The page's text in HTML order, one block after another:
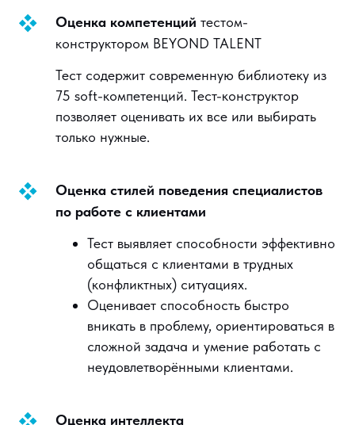
Оценка компетенций тестом-
конструктором BEYOND TALENT
Тест содержит современную библиотеку из
75 soft-компетенций. Тест-конструктор
позволяет оценивать их все или выбирать
только нужные.
Оценка стилей поведения специалистов
по работе с клиентами
Тест выявляет способности эффективно
общаться с клиентами в трудных
(конфликтных) ситуациях.
Оценивает способность быстро
вникать в проблему, ориентироваться в
сложной задача и умение работать с
неудовлетворёнными клиентами.
Оценка интеллекта